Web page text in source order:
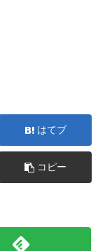
はてブ
コピー